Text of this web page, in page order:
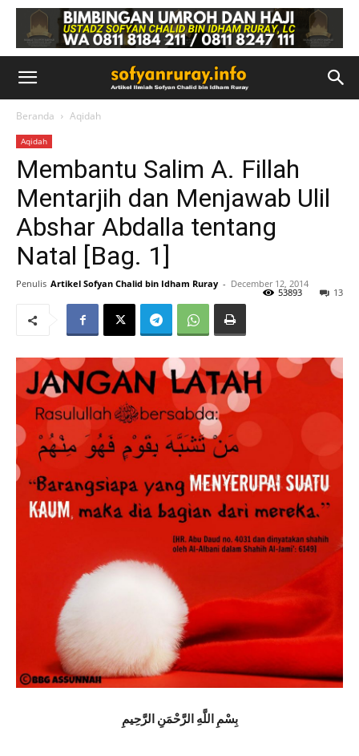
Beranda Aqidah
Aqidah
Membantu Salim A. Fillah
Mentarjih dan Menjawab Ulil
Abshar Abdalla tentang
Natal [Bag. 1]
Penulis Artikel Sofyan Chalid bin Idham Ruray - December 12, 2014
13
53893
بِسْمِ اللَّهِ الرَّحْمَنِ الرَّحِيمِ